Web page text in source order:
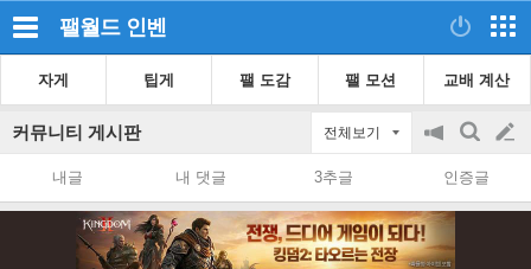
팰월드 인벤
자게 팁게 팰 도감 팰 모션 교배 계산
커뮤니티 게시판 전체보기
공
on/off
검
색
글
쓰
내글 내 댓글 3추글 인증글